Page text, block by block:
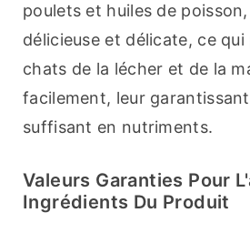
poulets et huiles de
délicieuse et délicate, ce
chats de la lécher et de la
facilement, leur
suffisant en nutriments.
Valeurs Garanties Pour
Ingrédients Du Produit